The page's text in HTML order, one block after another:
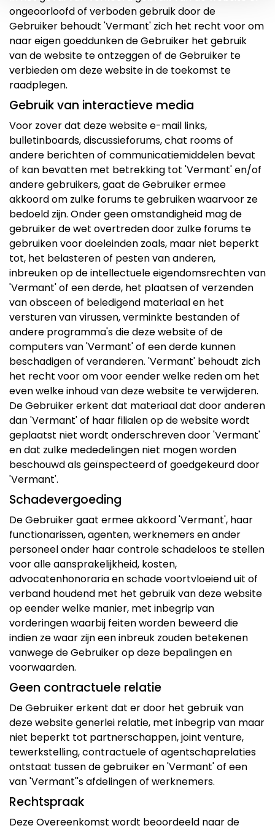
ongeoorloofd of verboden gebruik door de
Gebruiker behoudt 'Vermant' zich het recht voor om
naar eigen goeddunken de Gebruiker het gebruik
van de website te ontzeggen of de Gebruiker te
verbieden om deze website in de toekomst te
raadplegen.
Gebruik van interactieve media
Voor zover dat deze website e-mail links,
bulletinboards, discussieforums, chat rooms of
andere berichten of communicatiemiddelen bevat
of kan bevatten met betrekking tot 'Vermant' en/of
andere gebruikers, gaat de Gebruiker ermee
akkoord om zulke forums te gebruiken waarvoor ze
bedoeld zijn. Onder geen omstandigheid mag de
gebruiker de wet overtreden door zulke forums te
gebruiken voor doeleinden zoals, maar niet beperkt
tot, het belasteren of pesten van anderen,
inbreuken op de intellectuele eigendomsrechten van
'Vermant' of een derde, het plaatsen of verzenden
van obsceen of beledigend materiaal en het
versturen van virussen, verminkte bestanden of
andere programma's die deze website of de
computers van 'Vermant' of een derde kunnen
beschadigen of veranderen. 'Vermant' behoudt zich
het recht voor om voor eender welke reden om het
even welke inhoud van deze website te verwijderen.
De Gebruiker erkent dat materiaal dat door anderen
dan 'Vermant' of haar filialen op de website wordt
geplaatst niet wordt onderschreven door 'Vermant'
en dat zulke mededelingen niet mogen worden
beschouwd als geïnspecteerd of goedgekeurd door
'Vermant'.
Schadevergoeding
De Gebruiker gaat ermee akkoord 'Vermant', haar
functionarissen, agenten, werknemers en ander
personeel onder haar controle schadeloos te stellen
voor alle aansprakelijkheid, kosten,
advocatenhonoraria en schade voortvloeiend uit of
verband houdend met het gebruik van deze website
op eender welke manier, met inbegrip van
vorderingen waarbij feiten worden beweerd die
indien ze waar zijn een inbreuk zouden betekenen
vanwege de Gebruiker op deze bepalingen en
voorwaarden.
Geen contractuele relatie
De Gebruiker erkent dat er door het gebruik van
deze website generlei relatie, met inbegrip van maar
niet beperkt tot partnerschappen, joint venture,
tewerkstelling, contractuele of agentschaprelaties
ontstaat tussen de gebruiker en 'Vermant' of een
van 'Vermant''s afdelingen of werknemers.
Rechtspraak
Deze Overeenkomst wordt beoordeeld naar de